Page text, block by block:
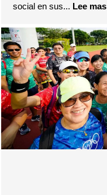
social en sus... Lee mas